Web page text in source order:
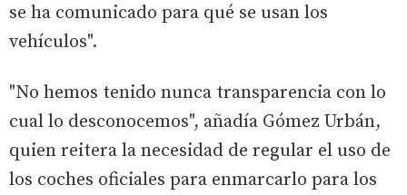
se ha comunicado para qué se usan los
vehículos".
"No hemos tenido nunca transparencia con lo
cual lo desconocemos", añadía Gómez Urbán,
quien reitera la necesidad de regular el uso de
los coches oficiales para enmarcarlo para los